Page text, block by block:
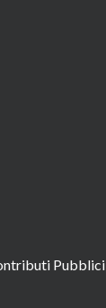
Pubblici